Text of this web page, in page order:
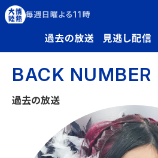
BACK NUMBER
過去の放送